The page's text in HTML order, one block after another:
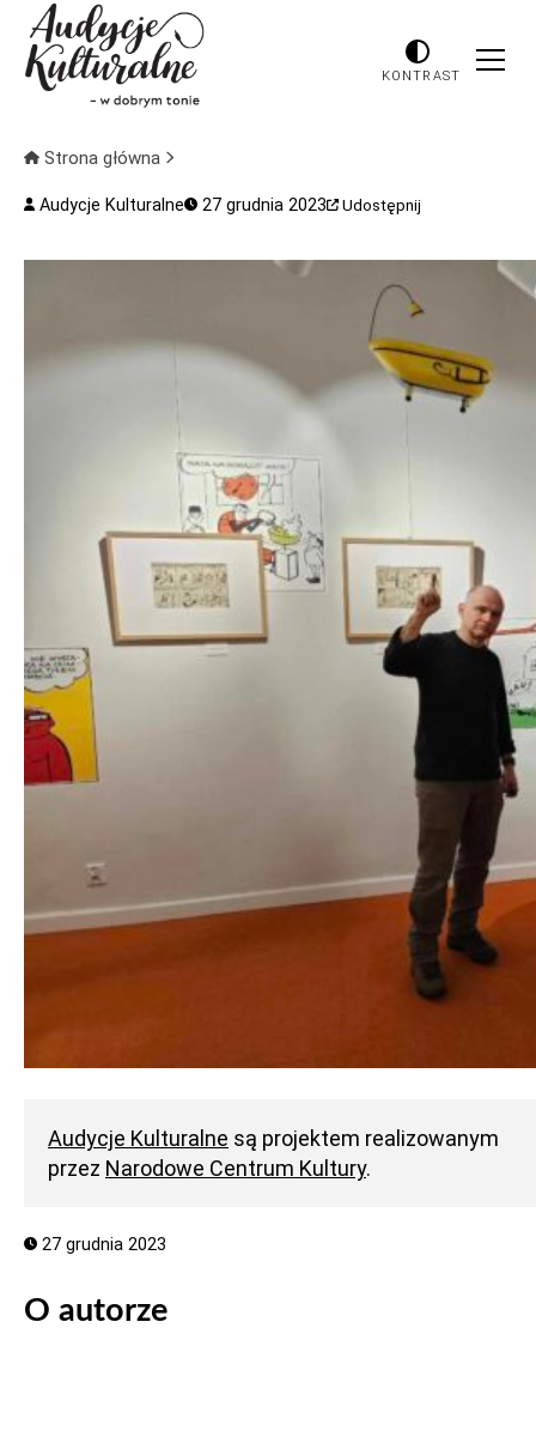
KONTRAST
Strona główna
Audycje Kulturalne 27 grudnia 2023 Udostępnij
Audycje Kulturalne są projektem realizowanym
przez Narodowe Centrum Kultury.
27 grudnia 2023
O autorze